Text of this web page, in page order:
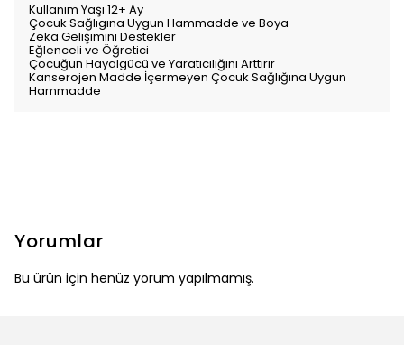
Kullanım Yaşı 12+ Ay
Çocuk Sağlıgına Uygun Hammadde ve Boya
Zeka Gelişimini Destekler
Eğlenceli ve Öğretici
Çocuğun Hayalgücü ve Yaratıcılığını Arttırır
Kanserojen Madde İçermeyen Çocuk Sağlığına Uygun
Hammadde
Yorumlar
Bu ürün için henüz yorum yapılmamış.